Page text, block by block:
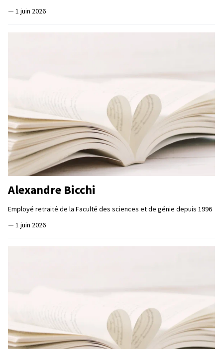
— 1 juin 2026
Alexandre Bicchi
Employé retraité de la Faculté des sciences et de génie depuis 1996
— 1 juin 2026